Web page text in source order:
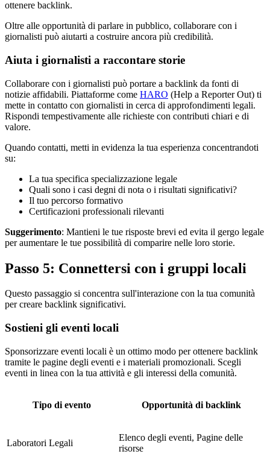
ottenere backlink.
Oltre alle opportunità di parlare in pubblico, collaborare con i
giornalisti può aiutarti a costruire ancora più credibilità.
Aiuta i giornalisti a raccontare storie
Collaborare con i giornalisti può portare a backlink da fonti di
notizie affidabili. Piattaforme come HARO (Help a Reporter Out) ti
mette in contatto con giornalisti in cerca di approfondimenti legali.
Rispondi tempestivamente alle richieste con contributi chiari e di
valore.
Quando contatti, metti in evidenza la tua esperienza concentrandoti
su:
La tua specifica specializzazione legale
Quali sono i casi degni di nota o i risultati significativi?
Il tuo percorso formativo
Certificazioni professionali rilevanti
Suggerimento: Mantieni le tue risposte brevi ed evita il gergo legale
per aumentare le tue possibilità di comparire nelle loro storie.
Passo 5: Connettersi con i gruppi locali
Questo passaggio si concentra sull'interazione con la tua comunità
per creare backlink significativi.
Sostieni gli eventi locali
Sponsorizzare eventi locali è un ottimo modo per ottenere backlink
tramite le pagine degli eventi e i materiali promozionali. Scegli
eventi in linea con la tua attività e gli interessi della comunità.
Tipo di evento Opportunità di backlink
Laboratori Legali
Elenco degli eventi, Pagine delle
risorse